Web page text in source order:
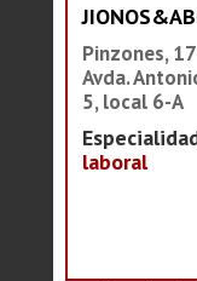
Pinzones, 17
Avda.
5, local 6-A
laboral